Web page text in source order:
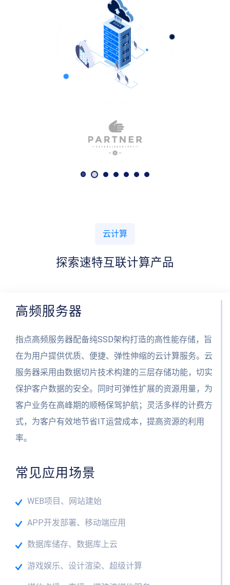
云计算
探索速特互联计算产品
高频服务器
指点高频服务器配备纯SSD架构打造的高性能存储，旨
在为用户提供优质、便捷、弹性伸缩的云计算服务。云
服务器采用由数据切片技术构建的三层存储功能，切实
保护客户数据的安全。同时可弹性扩展的资源用量，为
客户业务在高峰期的顺畅保驾护航；灵活多样的计费方
式，为客户有效地节省IT运营成本，提高资源的利用
率。
常见应用场景
WEB项目、网站建始
APP开发部署、移动端应用
数据库储存、数据库上云
游戏娱乐、设计渲染、超级计算